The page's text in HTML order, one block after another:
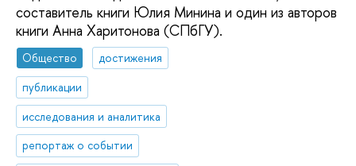
составитель книги Юлия Минина и один из авторов
книги Анна Харитонова (СПбГУ).
Общество
достижения
публикации
исследования и аналитика
репортаж о событии